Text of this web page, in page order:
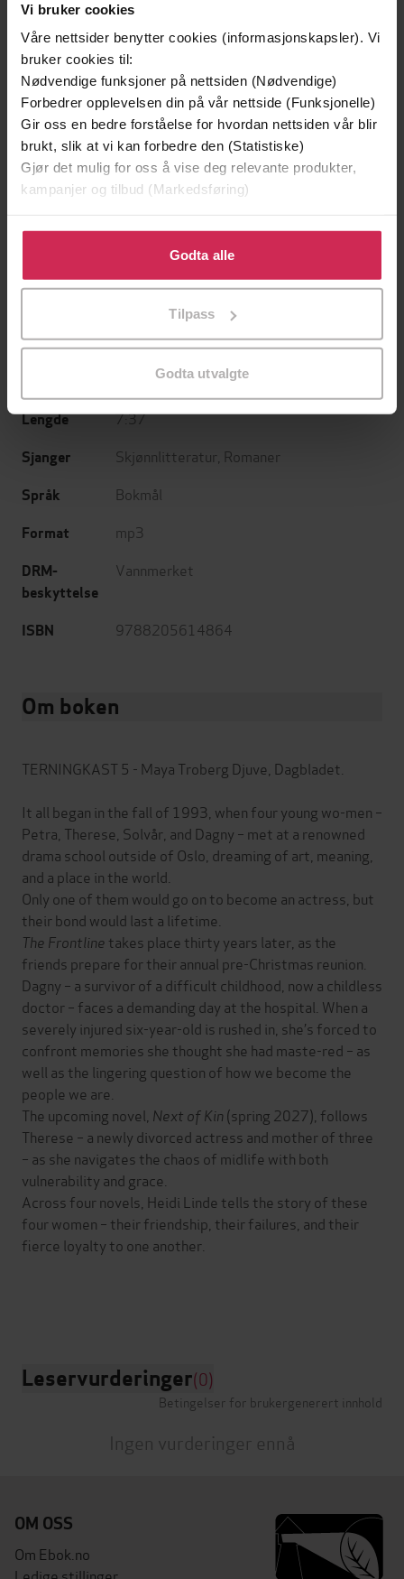
Vi bruker cookies
Våre nettsider benytter cookies (informasjonskapsler). Vi
bruker cookies til:
Nødvendige funksjoner på nettsiden (Nødvendige)
Forbedrer opplevelsen din på vår nettside (Funksjonelle)
Gir oss en bedre forståelse for hvordan nettsiden vår blir
brukt, slik at vi kan forbedre den (Statistiske)
Gjør det mulig for oss å vise deg relevante produkter,
kampanjer og tilbud (Markedsføring)
Klikk på «Godta alle» for å gi oss ditt samtykke til å
bruke cookies for alle disse formålene. Du kan også
tilpasse ditt samtykke til spesifikke formål ved å klikke
Godta alle
Tilpass
Godta utvalgte
449,-
Kjøkken
Lars Saabye Christensen
LYDBOK
399,-
Krakk
Guri Idsø Viken
Forfattere Heidi Linde(forfatter),Andrea Bræin
(innleser)
Forlag Gyldendal
27.05.2026
Lengde 7:37
Sjanger Skjønnlitteratur Romaner
Språk Bokmål
Format mp3
DRM-
beskyttelse
Vannmerket
ISBN 9788205614864
Om boken
TERNINGKAST 5 - Maya Troberg Djuve, Dagbladet.
It all began in the fall of 1993, when four young wo-men –
Petra, Therese, Solvår, and Dagny – met at a renowned
drama school outside of Oslo, dreaming of art, meaning,
and a place in the world.
Only one of them would go on to become an actress, but
their bond would last a lifetime.
The Frontline takes place thirty years later, as the
friends prepare for their annual pre-Christmas reunion.
Dagny – a survivor of a difficult childhood, now a childless
doctor – faces a demanding day at the hospital. When a
severely injured six-year-old is rushed in, she’s forced to
confront memories she thought she had maste-red – as
well as the lingering question of how we become the
people we are.
The upcoming novel, Next of Kin (spring 2027), follows
Therese – a newly divorced actress and mother of three
– as she navigates the chaos of midlife with both
vulnerability and grace.
Across four novels, Heidi Linde tells the story of these
four women – their friendship, their failures, and their
fierce loyalty to one another.
Leservurderinger(0)
Betingelser for brukergenerert innhold
Ingen vurderinger ennå
OM OSS
Om Ebok.no